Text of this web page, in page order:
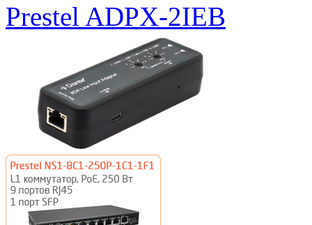
Prestel ADPX-2IEB